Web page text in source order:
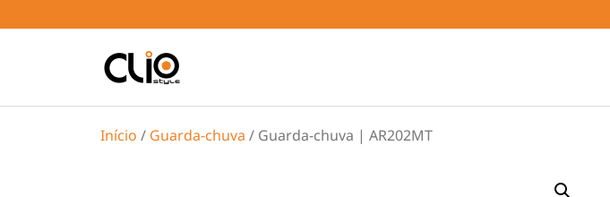
Início / Guarda-chuva / Guarda-chuva | AR202MT